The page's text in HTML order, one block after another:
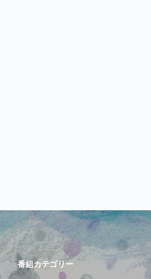
番組カテゴリー